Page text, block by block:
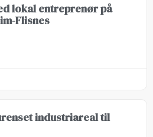
lokal entreprenør på
Flisnes
industriareal til